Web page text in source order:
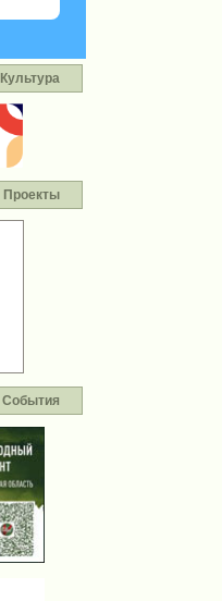
Культура
Проекты
События